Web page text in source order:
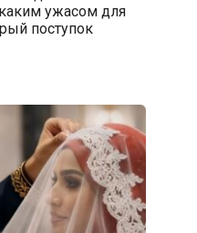
ужасом для
поступок